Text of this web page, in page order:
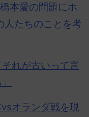
本愛の問題にホ
人たちのことを考
れが古いって言
オランダ戦を現